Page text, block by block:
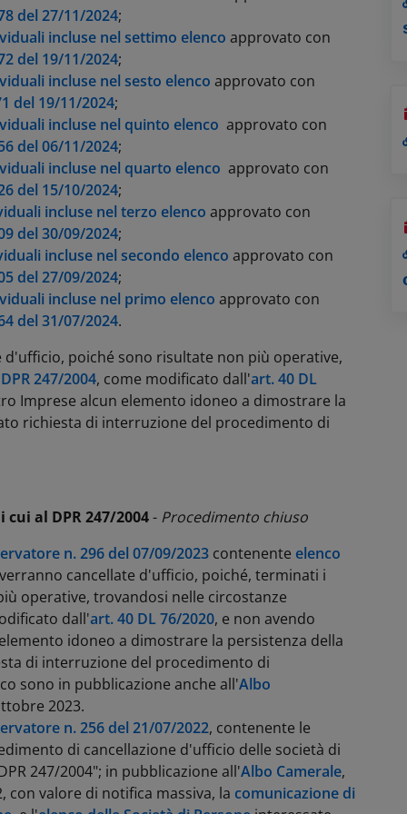
del 27/11/2024;
incluse nel settimo elenco approvato con
del 19/11/2024;
incluse nel sesto elenco approvato con
del 19/11/2024;
incluse nel quinto elenco approvato con
del 06/11/2024;​​
incluse nel quarto elenco approvato con
del 15/10/2024;​​
incluse nel terzo elenco approvato con
del 30/09/2024;
incluse nel secondo elenco approvato con
del 27/09/2024;
incluse nel primo elenco approvato con
del 31/07/2024.
poiché sono risultate non più operative,
DPR 247/2004, come modificato dall'art. 40 DL
Imprese alcun elemento idoneo a dimostrare la
richiesta di interruzione del procedimento di
al DPR 247/2004- Procedimento chiuso
n. 296 del 07/09/2023 contenente elenco
cancellate d'ufficio, poiché, terminati i
operative, trovandosi nelle circostanze
dall'art. 40 DL 76/2020, e non avendo
idoneo a dimostrare la persistenza della
di interruzione del procedimento di
sono in pubblicazione anche all'Albo
2023.
n. 256 del 21/07/2022, contenente le
di cancellazione d'ufficio delle società di
247/2004"; in pubblicazione all'Albo Camerale,
con valore di notifica massiva, la comunicazione di